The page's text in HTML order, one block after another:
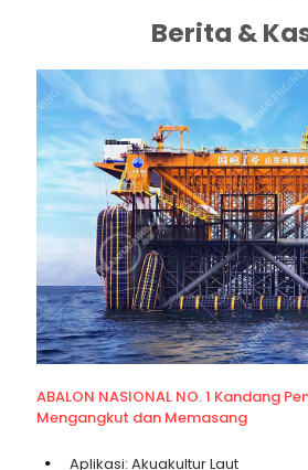
Berita &
ABALON NASIONAL NO. 1 Kandang
Mengangkut dan Memasang
Aplikasi: Akuakultur Laut